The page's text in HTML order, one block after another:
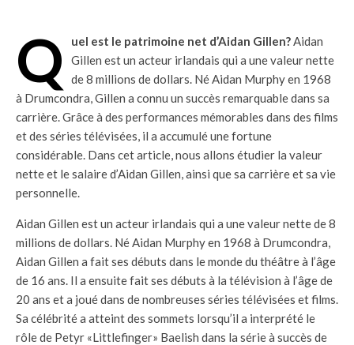
Q uel est le patrimoine net d’Aidan Gillen? Aidan
Gillen est un acteur irlandais qui a une valeur nette
de 8 millions de dollars. Né Aidan Murphy en 1968
à Drumcondra, Gillen a connu un succès remarquable dans sa
carrière. Grâce à des performances mémorables dans des films
et des séries télévisées, il a accumulé une fortune
considérable. Dans cet article, nous allons étudier la valeur
nette et le salaire d’Aidan Gillen, ainsi que sa carrière et sa vie
personnelle.
Aidan Gillen est un acteur irlandais qui a une valeur nette de 8
millions de dollars. Né Aidan Murphy en 1968 à Drumcondra,
Aidan Gillen a fait ses débuts dans le monde du théâtre à l’âge
de 16 ans. Il a ensuite fait ses débuts à la télévision à l’âge de
20 ans et a joué dans de nombreuses séries télévisées et films.
Sa célébrité a atteint des sommets lorsqu’il a interprété le
rôle de Petyr «Littlefinger» Baelish dans la série à succès de